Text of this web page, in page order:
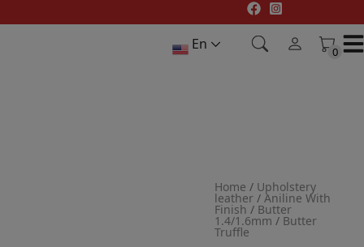
to
En 0
0
Home / Upholstery
leather / Aniline With
Finish / Butter
1.4/1.6mm / Butter
Truffle